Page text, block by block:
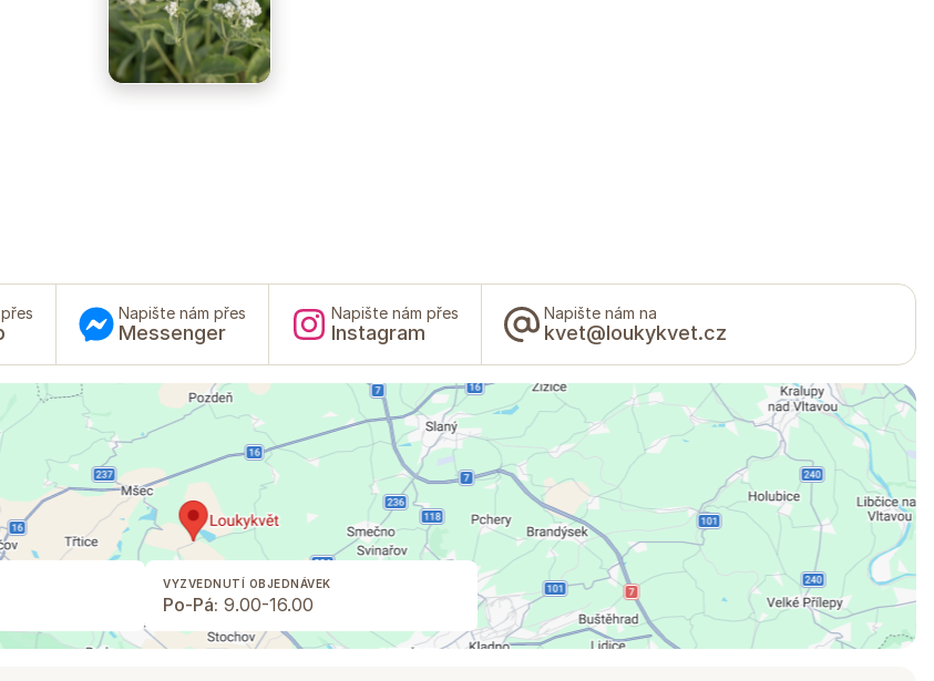
Napište nám přes
Messenger
Napište nám přes
Instagram
Napište nám na
kvet@loukykvet.cz
VYZVEDNUTÍ OBJEDNÁVEK
Po-Pá: 9.00-16.00